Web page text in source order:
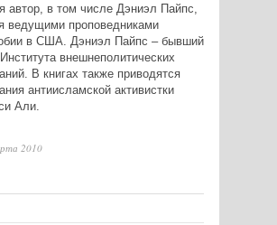
автор, в том числе Дэниэл Пайпс,
ведущими проповедниками
в США. Дэниэл Пайпс – бывший
внешнеполитических
В книгах также приводятся
антиисламской активистки
Али.
2010